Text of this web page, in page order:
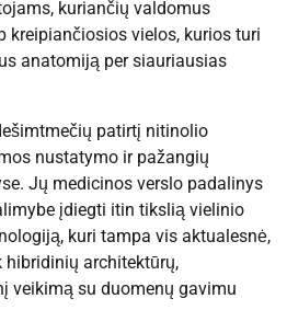
kuriančių valdomus
kreipiančiosios vielos, kurios turi
anatomiją per siauriausias
patirtį nitinolio
nustatymo ir pažangių
Jų medicinos verslo padalinys
įdiegti itin tikslią vielinio
kuri tampa vis aktualesnė,
architektūrų,
veikimą su duomenų gavimu